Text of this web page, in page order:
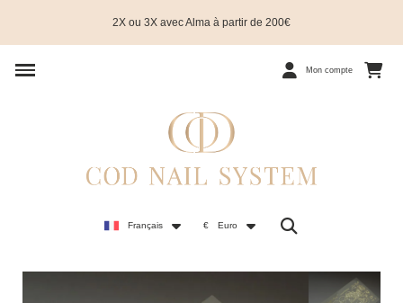
2X ou 3X avec Alma à partir de 200€
Mon compte
Français € Euro